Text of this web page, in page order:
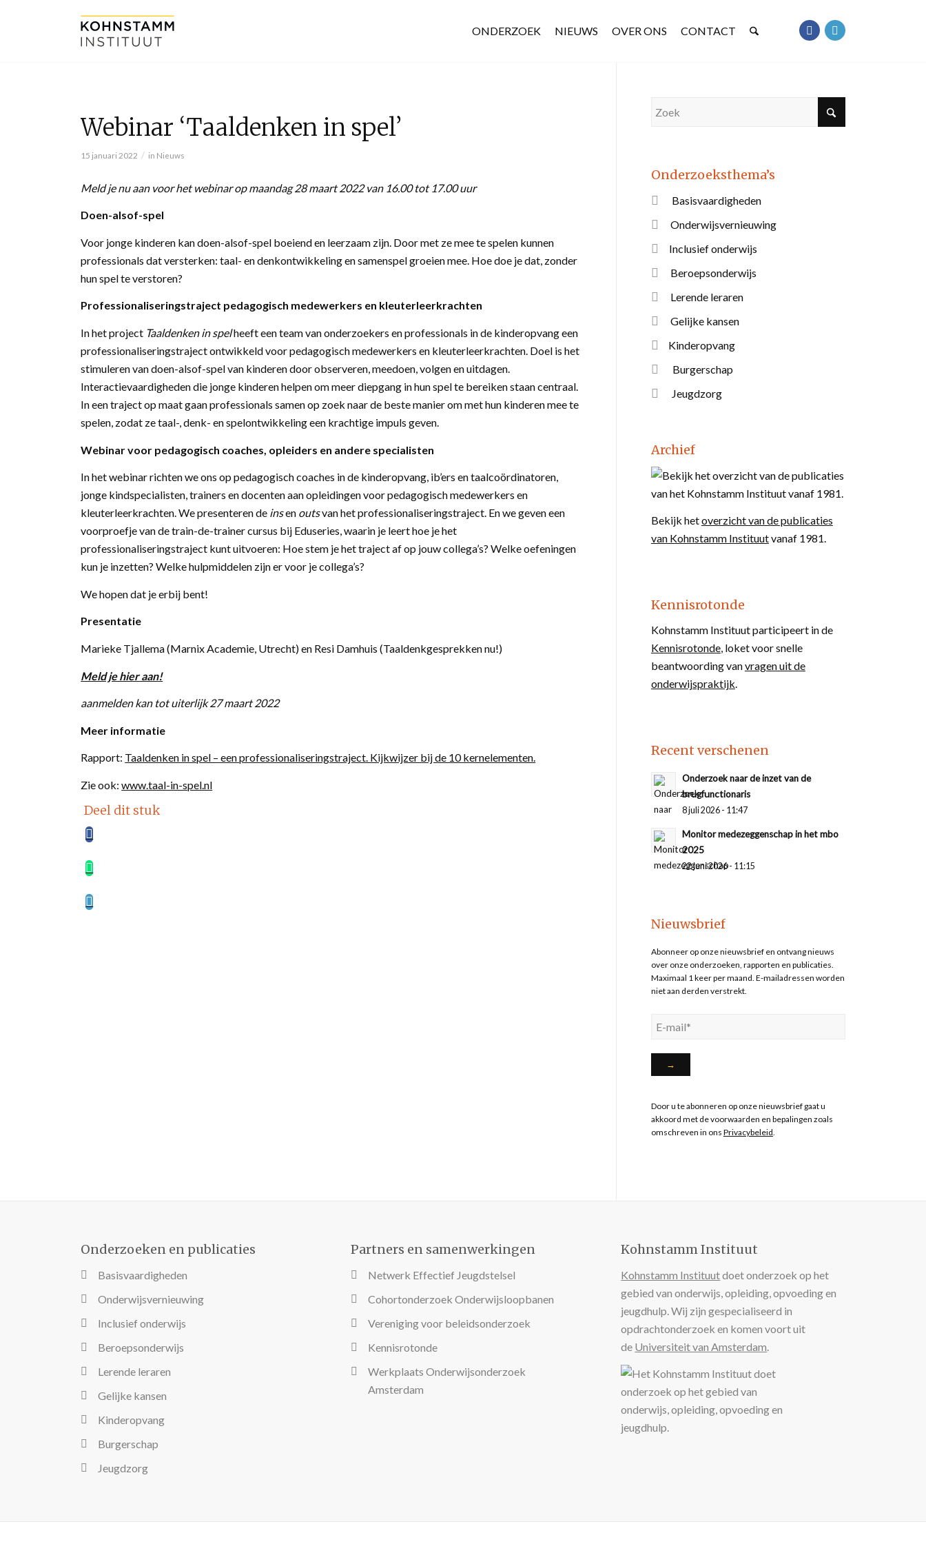
ONDERZOEK NIEUWS OVER ONS CONTACT
Webinar ‘Taaldenken in spel’
15 januari 2022 / in Nieuws
Meld je nu aan voor het webinar op maandag 28 maart 2022 van 16.00 tot 17.00 uur
Doen-alsof-spel
Voor jonge kinderen kan doen-alsof-spel boeiend en leerzaam zijn. Door met ze mee te spelen kunnen
professionals dat versterken: taal- en denkontwikkeling en samenspel groeien mee. Hoe doe je dat, zonder
hun spel te verstoren?
Professionaliseringstraject pedagogisch medewerkers en kleuterleerkrachten
In het project Taaldenken in spelheeft een team van onderzoekers en professionals in de kinderopvang een
professionaliseringstraject ontwikkeld voor pedagogisch medewerkers en kleuterleerkrachten. Doel is het
stimuleren van doen-alsof-spel van kinderen door observeren, meedoen, volgen en uitdagen.
Interactievaardigheden die jonge kinderen helpen om meer diepgang in hun spel te bereiken staan centraal.
In een traject op maat gaan professionals samen op zoek naar de beste manier om met hun kinderen mee te
spelen, zodat ze taal-, denk- en spelontwikkeling een krachtige impuls geven.
Webinar voor pedagogisch coaches, opleiders en andere specialisten
In het webinar richten we ons op pedagogisch coaches in de kinderopvang, ib’ers en taalcoördinatoren,
jonge kindspecialisten, trainers en docenten aan opleidingen voor pedagogisch medewerkers en
kleuterleerkrachten. We presenteren de insen outsvan het professionaliseringstraject. En we geven een
voorproefje van de train-de-trainer cursus bij Eduseries, waarin je leert hoe je het
professionaliseringstraject kunt uitvoeren: Hoe stem je het traject af op jouw collega’s? Welke oefeningen
kun je inzetten? Welke hulpmiddelen zijn er voor je collega’s?
We hopen dat je erbij bent!
Presentatie
Marieke Tjallema (Marnix Academie, Utrecht) en Resi Damhuis (Taaldenkgesprekken nu!)
Meld je hier aan!
aanmelden kan tot uiterlijk 27 maart 2022
Meer informatie
Rapport: Taaldenken in spel – een professionaliseringstraject. Kijkwijzer bij de 10 kernelementen.
Zie ook:www.taal-in-spel.nl
Deel dit stuk
Onderzoeksthema’s
Basisvaardigheden
Onderwijsvernieuwing
Inclusief onderwijs
Beroepsonderwijs
Lerende leraren
Gelijke kansen
Kinderopvang
Burgerschap
Jeugdzorg
Archief
Bekijk hetoverzicht van de publicaties
van Kohnstamm Instituutvanaf 1981.
Kennisrotonde
Kohnstamm Instituut participeert in de
Kennisrotonde, loket voor snelle
beantwoording vanvragen uit de
onderwijspraktijk.
Recent verschenen
Onderzoek naar de inzet van de
brugfunctionaris
8 juli 2026 - 11:47
Monitor medezeggenschap in het mbo
2025
22 juni 2026 - 11:15
Nieuwsbrief
Abonneer op onze nieuwsbrief en ontvang nieuws
over onze onderzoeken, rapporten en publicaties.
Maximaal 1 keer per maand. E-mailadressen worden
niet aan derden verstrekt.
Door u te abonneren op onze nieuwsbrief gaat u
akkoord met de voorwaarden en bepalingen zoals
omschreven in ons Privacybeleid
Onderzoeken en publicaties
Basisvaardigheden
Onderwijsvernieuwing
Inclusief onderwijs
Beroepsonderwijs
Lerende leraren
Gelijke kansen
Kinderopvang
Burgerschap
Jeugdzorg
Partners en samenwerkingen
Netwerk Effectief Jeugdstelsel
Cohortonderzoek Onderwijsloopbanen
Vereniging voor beleidsonderzoek
Kennisrotonde
Werkplaats Onderwijsonderzoek
Amsterdam
Kohnstamm Instituut
Kohnstamm Instituutdoet onderzoek op het
gebied van onderwijs, opleiding, opvoeding en
jeugdhulp. Wij zijn gespecialiseerd in
opdrachtonderzoek en komen voort uit
de Universiteit van Amsterdam